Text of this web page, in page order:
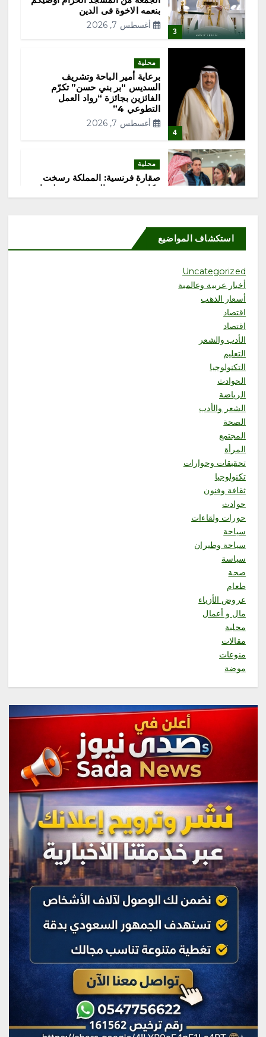
ا
ل
م
ق
ا
ا
3
بنعمه الاخوة فى الدين
أغسطس 7, 2026
4
محلية
برعاية أمير الباحة وتشريف
السديس “بر بني حسن” تكرّم
الفائزين بجائزة “رواد العمل
التطوعي 4”
أغسطس 7, 2026
محلية
صقارة فرنسية: المملكة رسخت
مكانتها وجهة عالمية موثوقة لمزارع
إنتاج الصقور
محلية
استكشاف المواضيع
Uncategorized
أخبار عربية وعالمية
أسعار الذهب
اقتصاد
اقتصاد
الأدب والشعر
التعليم
التكنولوجيا
الحوادث
الرياضة
الشعر والأدب
الصحة
المجتمع
المرأة
تحقيقات وحوارات
تكنولوجيا
ثقافة وفنون
حوادث
حورات ولقاءات
سياحة
سياحة وطيران
سياسة
صحة
طعام
عروض الأزياء
مال و أعمال
محلية
مقالات
منوعات
موضة